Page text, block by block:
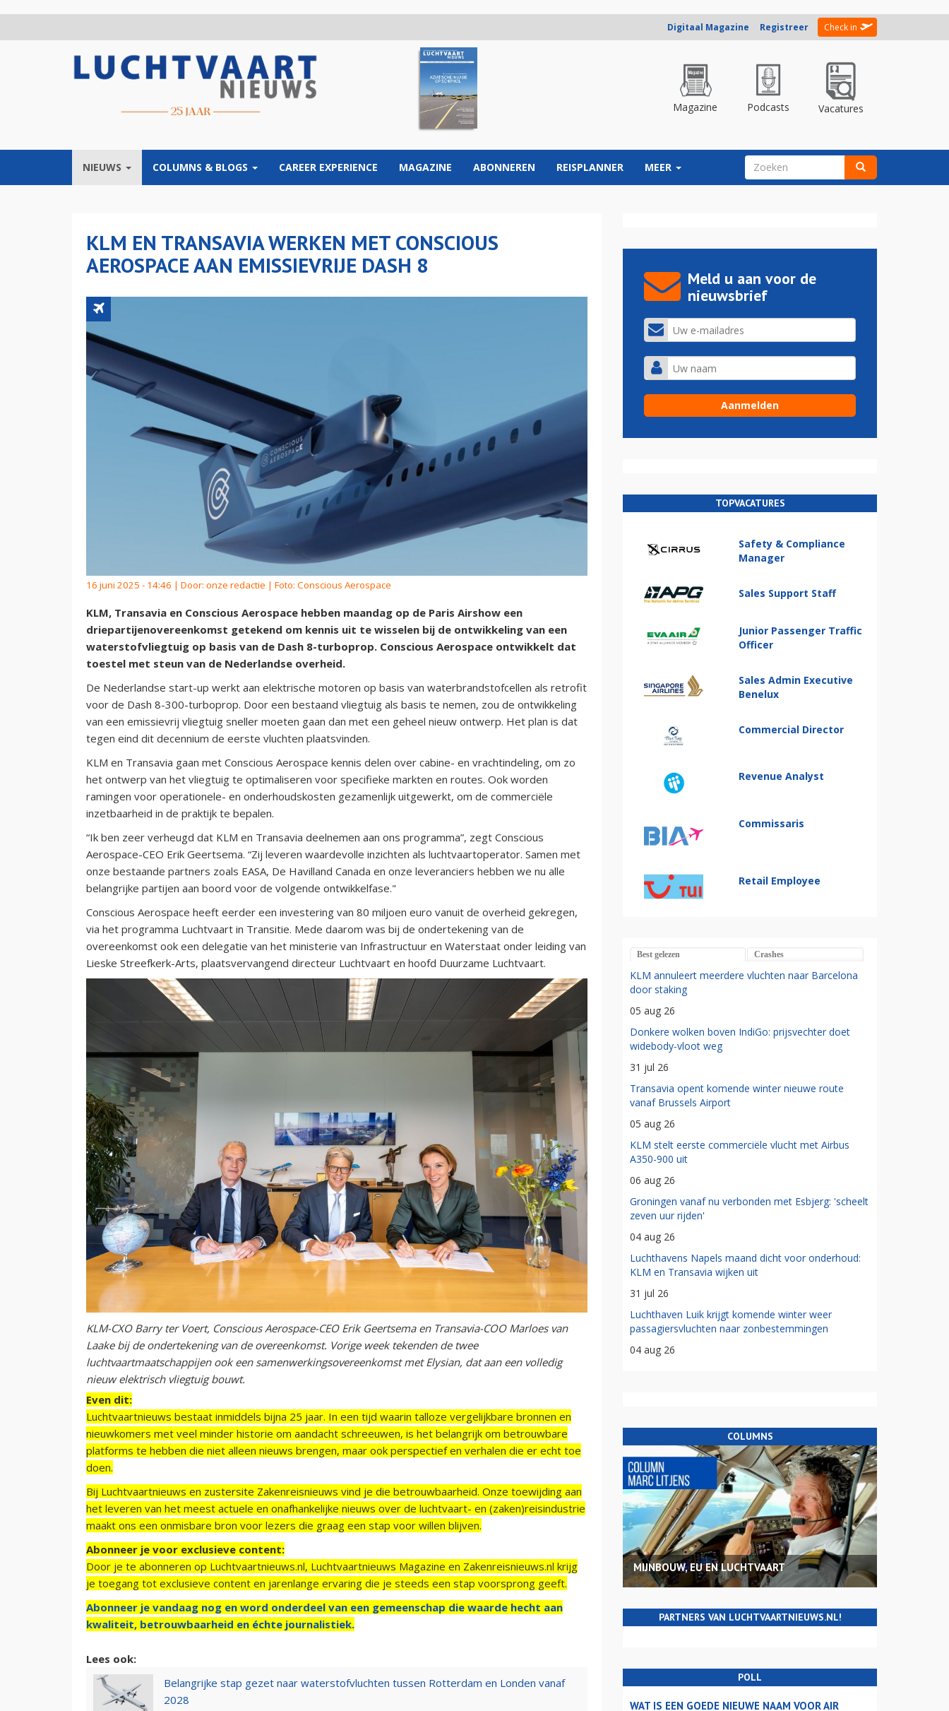
Digitaal Magazine Registreer Check in
Magazine Podcasts Vacatures
NIEUWS COLUMNS & BLOGS CAREER EXPERIENCE MAGAZINE ABONNEREN REISPLANNER MEER ZOEKVELD
KLM EN TRANSAVIA WERKEN MET CONSCIOUS
AEROSPACE AAN EMISSIEVRIJE DASH 8
16 juni 2025 - 14:46 | Door: onze redactie | Foto: Conscious Aerospace
KLM, Transavia en Conscious Aerospace hebben maandag op de Paris Airshow een
driepartijenovereenkomst getekend om kennis uit te wisselen bij de ontwikkeling van een
waterstofvliegtuig op basis van de Dash 8-turboprop. Conscious Aerospace ontwikkelt dat
toestel met steun van de Nederlandse overheid.
De Nederlandse start-up werkt aan elektrische motoren op basis van waterbrandstofcellen als retrofit
voor de Dash 8-300-turboprop. Door een bestaand vliegtuig als basis te nemen, zou de ontwikkeling
van een emissievrij vliegtuig sneller moeten gaan dan met een geheel nieuw ontwerp. Het plan is dat
tegen eind dit decennium de eerste vluchten plaatsvinden.
KLM en Transavia gaan met Conscious Aerospace kennis delen over cabine- en vrachtindeling, om zo
het ontwerp van het vliegtuig te optimaliseren voor specifieke markten en routes. Ook worden
ramingen voor operationele- en onderhoudskosten gezamenlijk uitgewerkt, om de commerciële
inzetbaarheid in de praktijk te bepalen.
“Ik ben zeer verheugd dat KLM en Transavia deelnemen aan ons programma”, zegt Conscious
Aerospace-CEO Erik Geertsema. “Zij leveren waardevolle inzichten als luchtvaartoperator. Samen met
onze bestaande partners zoals EASA, De Havilland Canada en onze leveranciers hebben we nu alle
belangrijke partijen aan boord voor de volgende ontwikkelfase."
Conscious Aerospace heeft eerder een investering van 80 miljoen euro vanuit de overheid gekregen,
via het programma Luchtvaart in Transitie. Mede daarom was bij de ondertekening van de
overeenkomst ook een delegatie van het ministerie van Infrastructuur en Waterstaat onder leiding van
Lieske Streefkerk-Arts, plaatsvervangend directeur Luchtvaart en hoofd Duurzame Luchtvaart.
KLM-CXO Barry ter Voert, Conscious Aerospace-CEO Erik Geertsema en Transavia-COO Marloes van
Laake bij de ondertekening van de overeenkomst. Vorige week tekenden de twee
luchtvaartmaatschappijen ook een samenwerkingsovereenkomst met Elysian, dat aan een volledig
nieuw elektrisch vliegtuig bouwt.
Even dit:
Luchtvaartnieuws bestaat inmiddels bijna 25 jaar. In een tijd waarin talloze vergelijkbare bronnen en
nieuwkomers met veel minder historie om aandacht schreeuwen, is het belangrijk om betrouwbare
platforms te hebben die niet alleen nieuws brengen, maar ook perspectief en verhalen die er echt toe
doen.
Bij Luchtvaartnieuws en zustersite Zakenreisnieuws vind je die betrouwbaarheid. Onze toewijding aan
het leveren van het meest actuele en onafhankelijke nieuws over de luchtvaart- en (zaken)reisindustrie
maakt ons een onmisbare bron voor lezers die graag een stap voor willen blijven.
Abonneer je voor exclusieve content:
Door je te abonneren op Luchtvaartnieuws.nl, Luchtvaartnieuws Magazine en Zakenreisnieuws.nl krijg
je toegang tot exclusieve content en jarenlange ervaring die je steeds een stap voorsprong geeft.
Abonneer je vandaag nog en word onderdeel van een gemeenschap die waarde hecht aan
kwaliteit, betrouwbaarheid en échte journalistiek.
Lees ook:
Belangrijke stap gezet naar waterstofvluchten tussen Rotterdam en Londen vanaf
2028
Meld u aan voor de
nieuwsbrief
TOPVACATURES
Safety & Compliance
Manager
Sales Support Staff
Junior Passenger Traffic
Officer
Sales Admin Executive
Benelux
Commercial Director
Revenue Analyst
Commissaris
Retail Employee
Best gelezen Crashes
KLM annuleert meerdere vluchten naar Barcelona
door staking
05 aug 26
Donkere wolken boven IndiGo: prijsvechter doet
widebody-vloot weg
31 jul 26
Transavia opent komende winter nieuwe route
vanaf Brussels Airport
05 aug 26
KLM stelt eerste commerciële vlucht met Airbus
A350-900 uit
06 aug 26
Groningen vanaf nu verbonden met Esbjerg: 'scheelt
zeven uur rijden'
04 aug 26
Luchthavens Napels maand dicht voor onderhoud:
KLM en Transavia wijken uit
31 jul 26
Luchthaven Luik krijgt komende winter weer
passagiersvluchten naar zonbestemmingen
04 aug 26
COLUMNS
MIJNBOUW, EU EN LUCHTVAART
PARTNERS VAN LUCHTVAARTNIEUWS.NL!
POLL
WAT IS EEN GOEDE NIEUWE NAAM VOOR AIR